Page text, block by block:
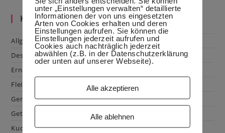
Kategorien
Allgemein
Dessert
Ernährung
Fleisch & Geflügel
Gemüse
Getränke
Kuchen & Gebäck
unter „Einstellungen verwalten“ detaillierte
Informationen der von uns eingesetzten
Arten von Cookies erhalten und deren
Einstellungen aufrufen. Sie können die
Einstellungen jederzeit aufrufen und
Cookies auch nachträglich jederzeit
abwählen (z.B. in der Datenschutzerklärung
oder unten auf unserer Webseite).
Alle akzeptieren
Alle ablehnen